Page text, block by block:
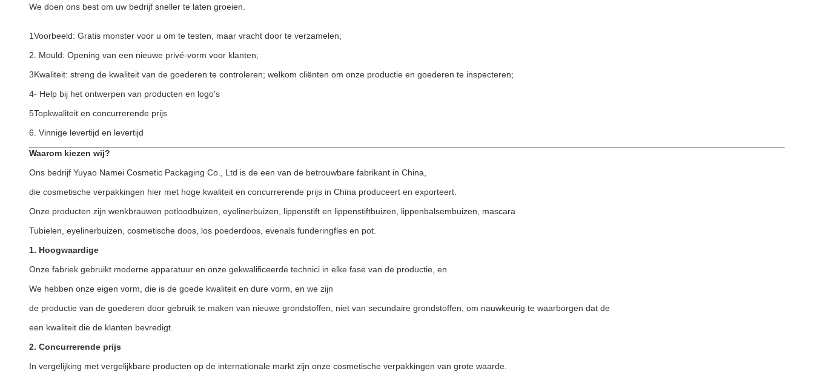
We doen ons best om uw bedrijf sneller te laten groeien.
1Voorbeeld: Gratis monster voor u om te testen, maar vracht door te verzamelen;
2. Mould: Opening van een nieuwe privé-vorm voor klanten;
3Kwaliteit: streng de kwaliteit van de goederen te controleren; welkom cliënten om onze productie en goederen te inspecteren;
4- Help bij het ontwerpen van producten en logo's
5Topkwaliteit en concurrerende prijs
6. Vinnige levertijd en levertijd
Waarom kiezen wij?
Ons bedrijf Yuyao Namei Cosmetic Packaging Co., Ltd is de een van de betrouwbare fabrikant in China,
die cosmetische verpakkingen hier met hoge kwaliteit en concurrerende prijs in China produceert en exporteert.
Onze producten zijn wenkbrauwen potloodbuizen, eyelinerbuizen, lippenstift en lippenstiftbuizen, lippenbalsembuizen, mascara
Tubielen, eyelinerbuizen, cosmetische doos, los poederdoos, evenals funderingfles en pot.
1. Hoogwaardige
Onze fabriek gebruikt moderne apparatuur en onze gekwalificeerde technici in elke fase van de productie, en
We hebben onze eigen vorm, die is de goede kwaliteit en dure vorm, en we zijn
de productie van de goederen door gebruik te maken van nieuwe grondstoffen, niet van secundaire grondstoffen, om nauwkeurig te waarborgen dat de
een kwaliteit die de klanten bevredigt.
2. Concurrerende prijs
In vergelijking met vergelijkbare producten op de internationale markt zijn onze cosmetische verpakkingen van grote waarde.